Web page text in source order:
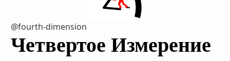
@fourth-dimension
Четвертое Измерение